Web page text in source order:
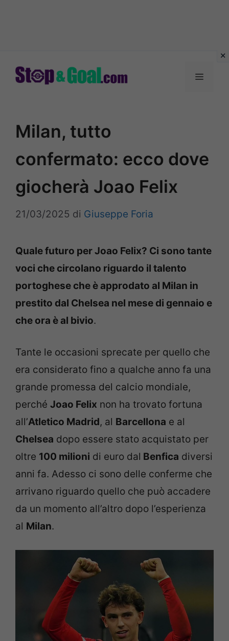
Menu
Milan, tutto
confermato: ecco dove
giocherà Joao Felix
21/03/2025 di Giuseppe Foria
Quale futuro per Joao Felix? Ci sono tante
voci che circolano riguardo il talento
portoghese che è approdato al Milan in
prestito dal Chelsea nel mese di gennaio e
che ora è al bivio.
Tante le occasioni sprecate per quello che
era considerato fino a qualche anno fa una
grande promessa del calcio mondiale,
perché Joao Felix non ha trovato fortuna
all’Atletico Madrid, al Barcellona e al
Chelsea dopo essere stato acquistato per
oltre 100 milioni di euro dal Benfica diversi
anni fa. Adesso ci sono delle conferme che
arrivano riguardo quello che può accadere
da un momento all’altro dopo l’esperienza
al Milan.